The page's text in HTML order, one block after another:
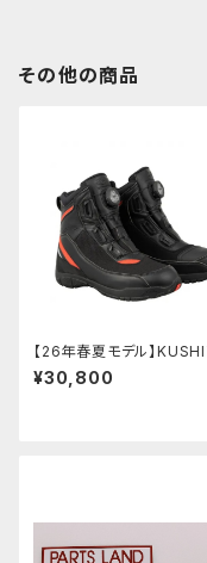
その他の商品
【26年春夏モデル】
K-6308 アドーネシューズ
¥30,800